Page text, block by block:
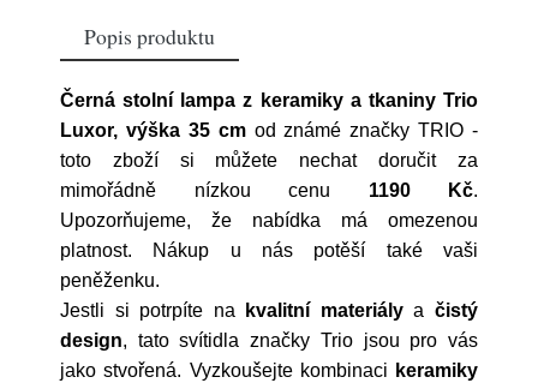
Popis produktu
Černá stolní lampa z keramiky a tkaniny Trio
Luxor, výška 35 cmod známé značkyTRIO -
toto zboží si můžete nechat doručit za
mimořádně nízkou cenu 1190 Kč.
Upozorňujeme, že nabídka má omezenou
platnost. Nákup u nás potěší také vaši
peněženku.
Jestli si potrpíte na
kvalitní materiályačistý
design, tato svítidla značky Trio jsou pro vás
jako stvořená. Vyzkoušejte kombinaci keramiky